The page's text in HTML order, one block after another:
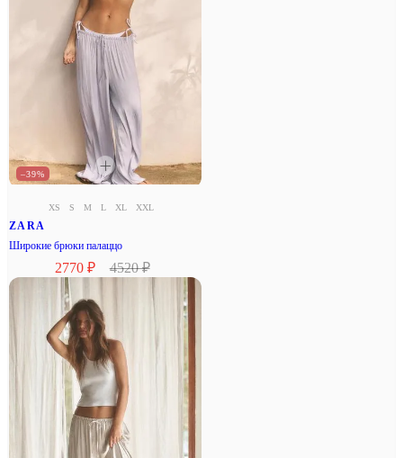
–39%
XS S M L XL XXL
ZARA
Широкие брюки палаццо
2770 ₽ 4520 ₽